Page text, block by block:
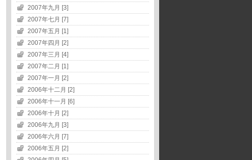
2007年九月 [3]
2007年七月 [7]
2007年五月 [1]
2007年四月 [2]
2007年三月 [4]
2007年二月 [1]
2007年一月 [2]
2006年十二月 [2]
2006年十一月 [6]
2006年十月 [2]
2006年九月 [3]
2006年六月 [7]
2006年五月 [2]